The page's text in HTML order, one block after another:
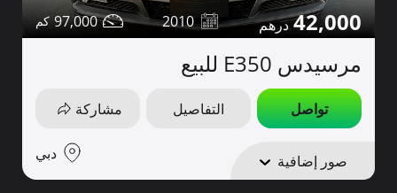
42,000
2010
97,000
مرسيدس E350 للبيع
تواصل التفاصيل مشاركة
صور إضافية دبي